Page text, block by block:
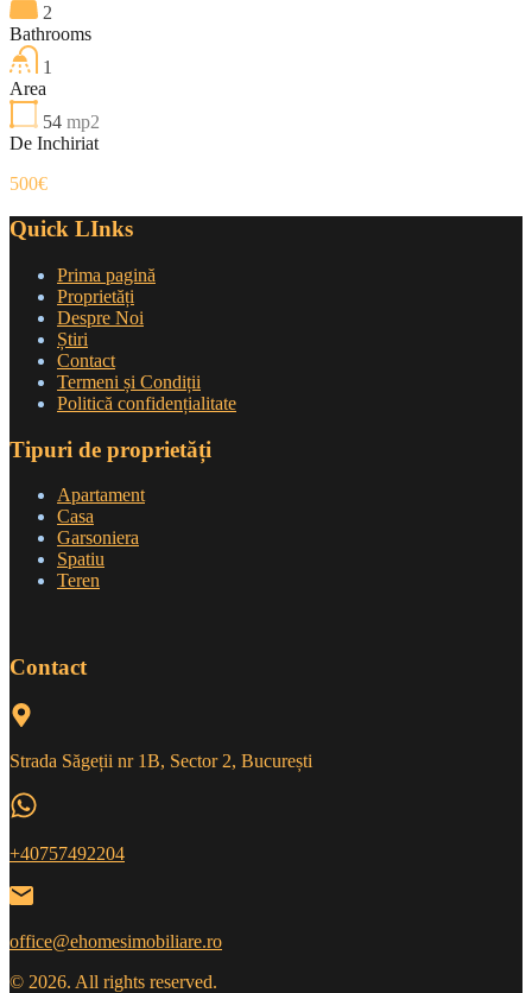
2
Bathrooms
1
Area
54 mp2
De Inchiriat
500€
Quick LInks
Prima pagină
Proprietăți
Despre Noi
Știri
Contact
Termeni și Condiții
Politică confidențialitate
Tipuri de proprietăți
Apartament
Casa
Garsoniera
Spatiu
Teren
Contact
Strada Săgeții nr 1B, Sector 2, București
+40757492204
office@ehomesimobiliare.ro
© 2026. All rights reserved.